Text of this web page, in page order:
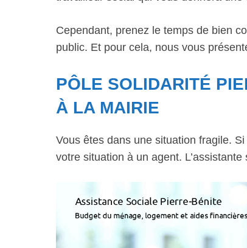
Cependant, prenez le temps de bien
public. Et pour cela, nous vous
PÔLE SOLIDARITÉ
À LA MAIRIE
Vous êtes dans une situation fragile.
votre situation à un agent.